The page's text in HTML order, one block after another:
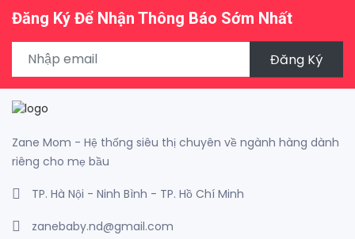
Đăng Ký Để Nhận Thông Báo Sớm Nhất
Đăng Ký
Zane Mom - Hệ thống siêu thị chuyên về ngành hàng dành
riêng cho mẹ bầu
TP. Hà Nội - Ninh Bình - TP. Hồ Chí Minh
zanebaby.nd@gmail.com